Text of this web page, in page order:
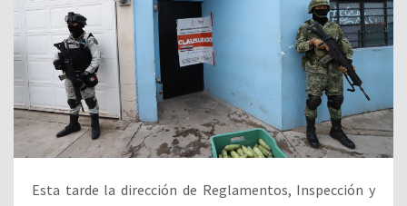
Esta tarde la dirección de Reglamentos, Inspección y